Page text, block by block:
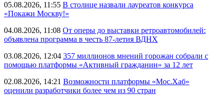
05.08.2026, 11:55 В столице назвали лауреатов конкурса
«Покажи Москву!»
04.08.2026, 11:08 От оперы до выставки ретроавтомобилей:
объявлена программа в честь 87-летия ВДНХ
03.08.2026, 12:04 357 миллионов мнений горожан собрали с
помощью платформы «Активный гражданин» за 12 лет
02.08.2026, 14:21 Возможности платформы «Мос.Хаб»
оценили разработчики более чем из 90 стран